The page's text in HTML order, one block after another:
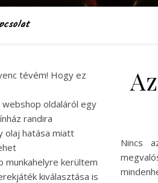
tévém! Hogy ez
oldaláról egy
randira
olaj hatása miatt
munkahelyre kerültem
kiválasztása is
Nincs